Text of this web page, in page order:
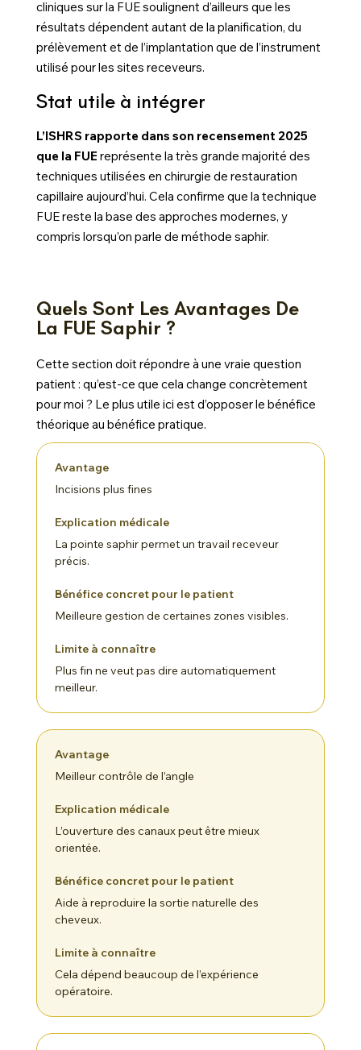
cliniques sur la FUE soulignent d’ailleurs que les
résultats dépendent autant de la planification, du
prélèvement et de l’implantation que de l’instrument
utilisé pour les sites receveurs.
Stat utile à intégrer
L’ISHRS rapporte dans son recensement 2025
que la FUE représente la très grande majorité des
techniques utilisées en chirurgie de restauration
capillaire aujourd’hui. Cela confirme que la technique
FUE reste la base des approches modernes, y
compris lorsqu’on parle de méthode saphir.
Quels Sont Les Avantages De
La FUE Saphir ?
Cette section doit répondre à une vraie question
patient : qu’est-ce que cela change concrètement
pour moi ? Le plus utile ici est d’opposer le bénéfice
théorique au bénéfice pratique.
Incisions plus fines
La pointe saphir permet un travail receveur
précis.
Meilleure gestion de certaines zones visibles.
Plus fin ne veut pas dire automatiquement
meilleur.
Meilleur contrôle de l’angle
L’ouverture des canaux peut être mieux
orientée.
Aide à reproduire la sortie naturelle des
cheveux.
Cela dépend beaucoup de l’expérience
opératoire.